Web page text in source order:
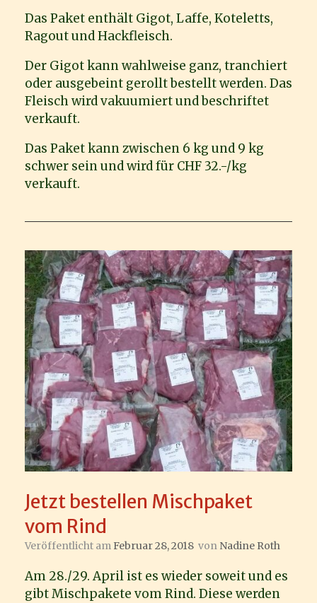
Das Paket enthält Gigot, Laffe, Koteletts,
Ragout und Hackfleisch.
Der Gigot kann wahlweise ganz, tranchiert
oder ausgebeint gerollt bestellt werden. Das
Fleisch wird vakuumiert und beschriftet
verkauft.
Das Paket kann zwischen 6 kg und 9 kg
schwer sein und wird für CHF 32.-/kg
verkauft.
Jetzt bestellen Mischpaket
vom Rind
Veröffentlicht amFebruar 28, 2018 von Nadine Roth
Am 28./29. April ist es wieder soweit und es
gibt Mischpakete vom Rind. Diese werden